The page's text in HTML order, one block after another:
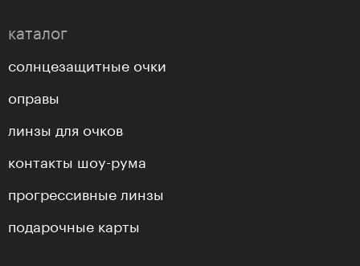
каталог
солнцезащитные очки
оправы
линзы для очков
контакты шоу-рума
прогрессивные линзы
подарочные карты